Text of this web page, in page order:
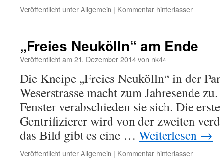
Veröffentlicht unterAllgemein | Kommentar hinterlassen
„Freies Neukölln“ am Ende
Veröffentlicht am 21. Dezember 2014von nk44
Die Kneipe „Freies Neukölln“ in der
Weserstrasse macht zum Jahresende
Fenster verabschieden sie sich. Die
Gentrifizierer wird von der zweiten
das Bild gibt es eine … Weiterlesen →
Veröffentlicht unterAllgemein | Kommentar hinterlassen